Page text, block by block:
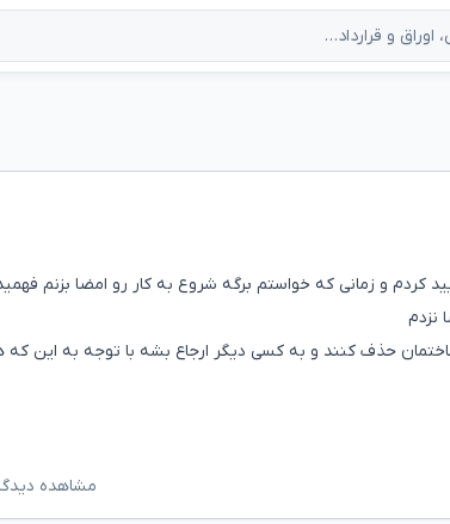
کردم و زمانی که خواستم برگه شروع به کار رو امضا بزنم
نزدم
حذف کنند و به کسی دیگر ارجاع بشه با توجه به این
مشاهده